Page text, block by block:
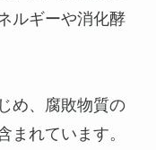
ルギーや消化酵
め、腐敗物質の
まれています。